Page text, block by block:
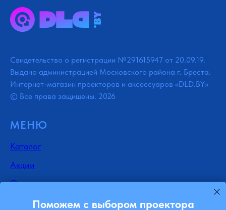
Поможем с выбором проектора
Свидетельство о регистрации №291615947 от 20.09.19.
Выдано администрацией Московского района г. Бреста.
Интернет-магазин проекторов и аксессуаров «DLD.BY»
© Все права защищены. 2026
МЕНЮ
Каталог
Акции
Отзывы
Доставка